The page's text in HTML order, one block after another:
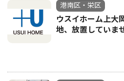
港南区・栄区
ウスイホーム上
地、放置していま